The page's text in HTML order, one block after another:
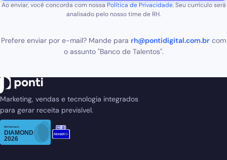
Ao enviar, você concorda com nossaPolítica de Privacidade. Seu currículo será
analisado pelo nosso time de RH.
Prefere enviar por e-mail? Mande para rh@pontidigital.com.br com
o assunto "Banco de Talentos".
Marketing, vendas e tecnologia integrados
para gerar receita previsível.